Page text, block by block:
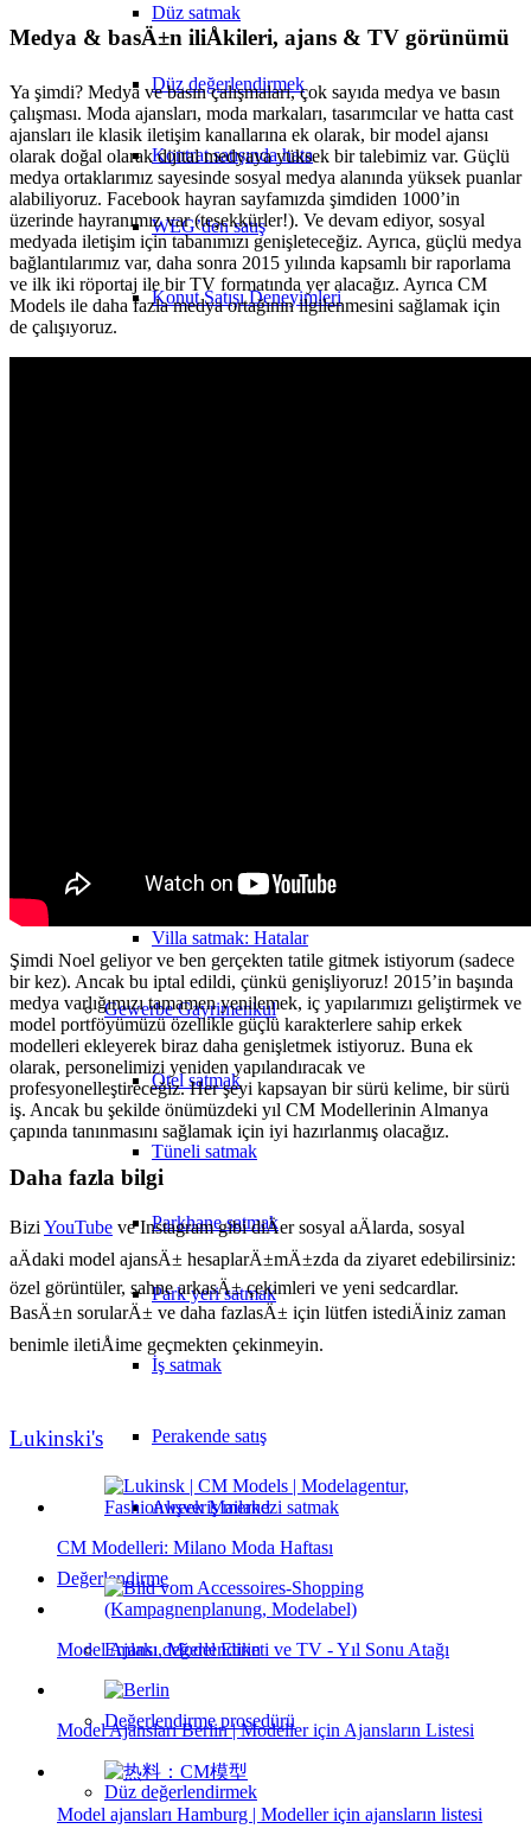
Düz satmak
Düz değerlendirmek
Kontrat satışında hata
WEG’den satış
Konut Satışı Deneyimleri
Villa satmak: Hatalar
GewerbeGayrimenkul
Otel satmak
Tüneli satmak
Parkhane satmak
Park yeri satmak
İş satmak
Perakende satış
Alışveriş merkezi satmak
Değerlendirme
Emlakı değerlendirin
Değerlendirme prosedürü
Düz değerlendirmek
Medya & basÄ±n iliÅkileri, ajans & TV görünümü
Ya şimdi? Medya ve basın çalışmaları, çok sayıda medya ve basın
çalışması. Moda ajansları, moda markaları, tasarımcılar ve hatta cast
ajansları ile klasik iletişim kanallarına ek olarak, bir model ajansı
olarak doğal olarak dijital medyaya yüksek bir talebimiz var. Güçlü
medya ortaklarımız sayesinde sosyal medya alanında yüksek puanlar
alabiliyoruz. Facebook hayran sayfamızda şimdiden 1000’in
üzerinde hayranımız var (teşekkürler!). Ve devam ediyor, sosyal
medyada iletişim için tabanımızı genişleteceğiz. Ayrıca, güçlü medya
bağlantılarımız var, daha sonra 2015 yılında kapsamlı bir raporlama
ve ilk iki röportaj ile bir TV formatında yer alacağız. Ayrıca CM
Models ile daha fazla medya ortağının ilgilenmesini sağlamak için
de çalışıyoruz.
Şimdi Noel geliyor ve ben gerçekten tatile gitmek istiyorum (sadece
bir kez). Ancak bu iptal edildi, çünkü genişliyoruz! 2015’in başında
medya varlığımızı tamamen yenilemek, iç yapılarımızı geliştirmek ve
model portföyümüzü özellikle güçlü karakterlere sahip erkek
modelleri ekleyerek biraz daha genişletmek istiyoruz. Buna ek
olarak, personelimizi yeniden yapılandıracak ve
profesyonelleştireceğiz. Her şeyi kapsayan bir sürü kelime, bir sürü
iş. Ancak bu şekilde önümüzdeki yıl CM Modellerinin Almanya
çapında tanınmasını sağlamak için iyi hazırlanmış olacağız.
Daha fazla bilgi
Bizi YouTube ve Instagram gibi diÄer sosyal aÄlarda, sosyal
aÄdaki model ajansÄ± hesaplarÄ±mÄ±zda da ziyaret edebilirsiniz:
özel görüntüler, sahne arkasÄ± çekimleri ve yeni sedcardlar.
BasÄ±n sorularÄ± ve daha fazlasÄ± için lütfen istediÄiniz zaman
benimle iletiÅime geçmekten çekinmeyin.
Lukinski's
CM Modelleri: Milano Moda Haftası
Model Ajansı, Model Etiketi ve TV - Yıl Sonu Atağı
Model Ajansları Berlin | Modeller için Ajansların Listesi
Model ajansları Hamburg | Modeller için ajansların listesi